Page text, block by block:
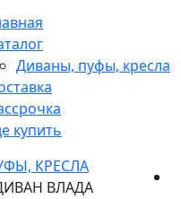
Диваны, пуфы, кресла
купить
КРЕСЛА
ВЛАДА